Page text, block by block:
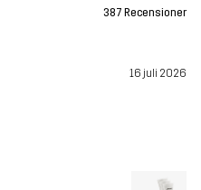
387 Recensioner
16 juli 2026